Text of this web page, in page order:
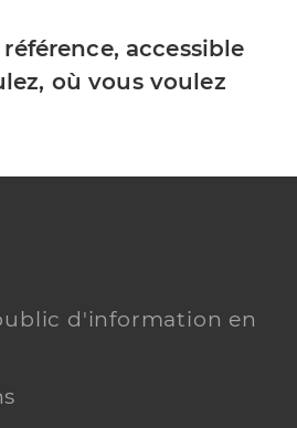
accessible
où vous voulez
d'information en